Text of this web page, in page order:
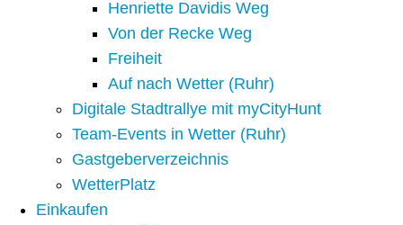
Henriette Davidis Weg
Von der Recke Weg
Freiheit
Auf nach Wetter (Ruhr)
Digitale Stadtrallye mit myCityHunt
Team-Events in Wetter (Ruhr)
Gastgeberverzeichnis
WetterPlatz
Einkaufen